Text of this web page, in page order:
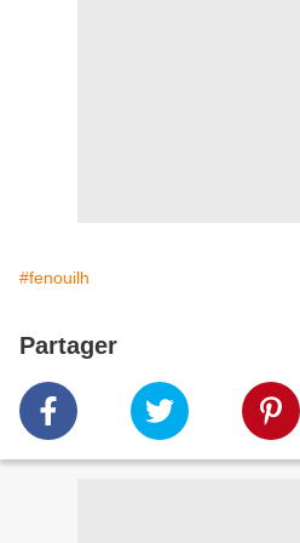
#fenouilh
Partager